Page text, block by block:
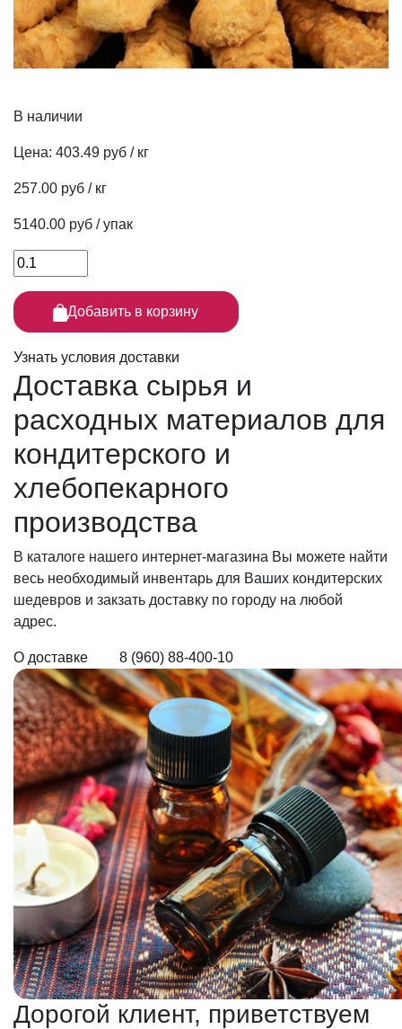
В наличии
Цена: 403.49 руб / кг
257.00 руб / кг
5140.00 руб / упак
Добавить в корзину
Узнать условия доставки
Доставка сырья и
расходных материалов для
кондитерского и
хлебопекарного
производства
В каталоге нашего интернет-магазина Вы можете найти
весь необходимый инвентарь для Ваших кондитерских
шедевров и закзать доставку по городу на любой
адрес.
О доставке 8 (960) 88-400-10
Дорогой клиент, приветствуем